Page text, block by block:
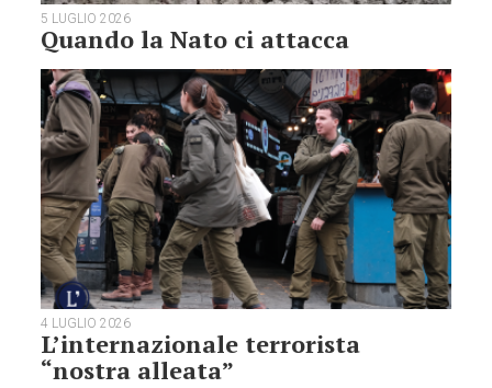
5 LUGLIO 2026
Quando la Nato ci attacca
4 LUGLIO 2026
L’internazionale terrorista
“nostra alleata”